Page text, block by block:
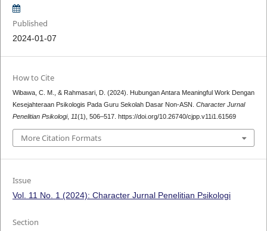
Published
2024-01-07
How to Cite
Wibawa, C. M., & Rahmasari, D. (2024). Hubungan Antara Meaningful Work Dengan
Kesejahteraan Psikologis Pada Guru Sekolah Dasar Non-ASN. Character Jurnal
Penelitian Psikologi, 11(1), 506–517. https://doi.org/10.26740/cjpp.v11i1.61569
More Citation Formats
Issue
Vol. 11 No. 1 (2024): Character Jurnal Penelitian Psikologi
Section